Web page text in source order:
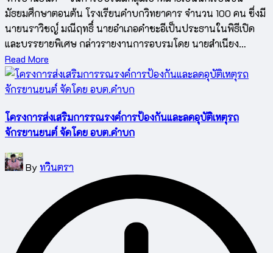
มัธยมศึกษาตอนต้น โรงเรียนคำบกวิทยาคาร จำนวน 100 คน ซึ่งมี
นายนราวิชญ์ มณีฤทธิ์ นายอำเภอคำชะอีเป็นประธานในพิธีเปิด
และบรรยายพิเศษ กล่าวรายงานการอบรมโดย นายสำเนียง…
Read More
โครงการส่งเสริมการรณรงค์การป้องกันและลดอุบัติเหตุรถ
จักรยานยนต์ จัดโดย อบต.คำบก
Posted
by
Byทวินตรา